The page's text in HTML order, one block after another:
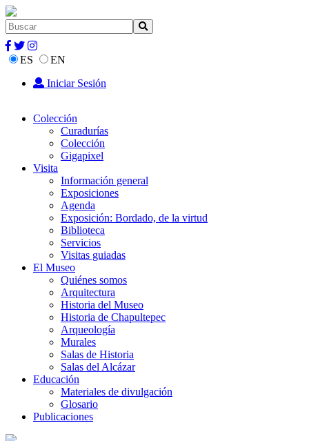
ES
EN
Iniciar Sesión
Colección
Curadurías
Colección
Gigapixel
Visita
Información general
Exposiciones
Agenda
Exposición: Bordado, de la virtud
Biblioteca
Servicios
Visitas guiadas
El Museo
Quiénes somos
Arquitectura
Historia del Museo
Historia de Chapultepec
Arqueología
Murales
Salas de Historia
Salas del Alcázar
Educación
Materiales de divulgación
Glosario
Publicaciones